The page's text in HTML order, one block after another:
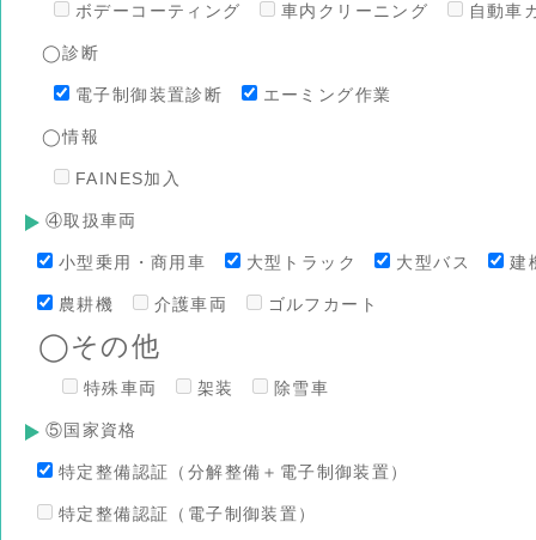
ボデーコーティング 車内クリーニング 自動車
◯診断
電子制御装置診断 エーミング作業
◯情報
FAINES加入
④取扱車両
小型乗用・商用車 大型トラック 大型バス 建
農耕機 介護車両 ゴルフカート
◯その他
特殊車両 架装 除雪車
⑤国家資格
特定整備認証（分解整備＋電子制御装置）
特定整備認証（電子制御装置）